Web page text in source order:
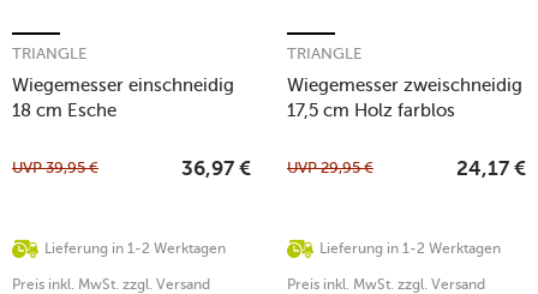
Wiegemesser einschneidig
18 cm Esche
TRIANGLE
Lieferung in 1-2 Werktagen
UVP39,95 € 36,97 €
Preis inkl. MwSt. zzgl. Versand
Wiegemesser zweischneidig
17,5 cm Holz farblos
TRIANGLE
Lieferung in 1-2 Werktagen
UVP29,95 € 24,17 €
Preis inkl. MwSt. zzgl. Versand